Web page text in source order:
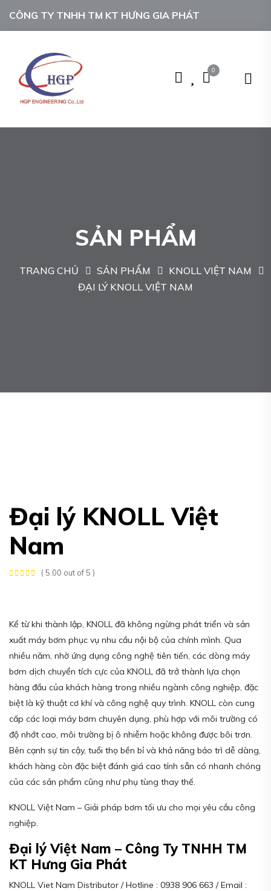
CÔNG TY TNHH TM KT HƯNG GIA PHÁT
0
SẢN PHẨM
TRANG CHỦ SẢN PHẨM
KNOLL VIỆT NAM
ĐẠI LÝ KNOLL VIỆT NAM
Đại lý KNOLL Việt
Nam
( 5.00 out of 5 )
Kể từ khi thành lập, KNOLL đã không ngừng phát triển và sản
xuất máy bơm phục vụ nhu cầu nội bộ của chính mình. Qua
nhiều năm, nhờ ứng dụng công nghệ tiên tiến, các dòng máy
bơm dịch chuyển tích cực của KNOLL đã trở thành lựa chọn
hàng đầu của khách hàng trong nhiều ngành công nghiệp, đặc
biệt là kỹ thuật cơ khí và công nghệ quy trình. KNOLL còn cung
cấp các loại máy bơm chuyên dụng, phù hợp với môi trường có
độ nhớt cao, môi trường bị ô nhiễm hoặc không được bôi trơn.
Bên cạnh sự tin cậy, tuổi thọ bền bỉ và khả năng bảo trì dễ dàng,
khách hàng còn đặc biệt đánh giá cao tính sẵn có nhanh chóng
của các sản phẩm cũng như phụ tùng thay thế.
KNOLL Việt Nam – Giải pháp bơm tối ưu cho mọi yêu cầu công
nghiệp.
Đại lý Việt Nam – Công Ty TNHH TM
KT Hưng Gia Phát
KNOLL Viet Nam Distributor / Hotline : 0938 906 663 / Email :